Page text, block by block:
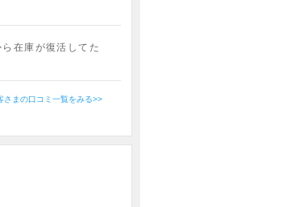
在庫が復活してた
さまの口コミ一覧をみる>>